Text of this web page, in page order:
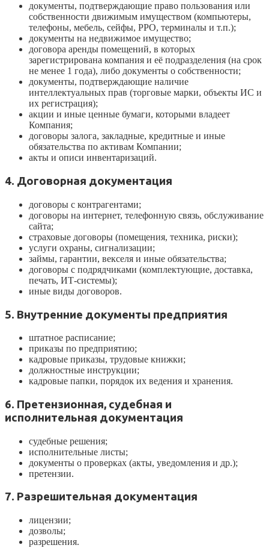
документы, подтверждающие право пользования или
собственности движимым имуществом (компьютеры,
телефоны, мебель, сейфы, РРО, терминалы и т.п.);
документы на недвижимое имущество;
договора аренды помещений, в которых
зарегистрирована компания и её подразделения (на срок
не менее 1 года), либо документы о собственности;
документы, подтверждающие наличие
интеллектуальных прав (торговые марки, объекты ИС и
их регистрация);
акции и иные ценные бумаги, которыми владеет
Компания;
договоры залога, закладные, кредитные и иные
обязательства по активам Компании;
акты и описи инвентаризаций.
4. Договорная документация
договоры с контрагентами;
договоры на интернет, телефонную связь, обслуживание
сайта;
страховые договоры (помещения, техника, риски);
услуги охраны, сигнализации;
займы, гарантии, векселя и иные обязательства;
договоры с подрядчиками (комплектующие, доставка,
печать, ИТ-системы);
иные виды договоров.
5. Внутренние документы предприятия
штатное расписание;
приказы по предприятию;
кадровые приказы, трудовые книжки;
должностные инструкции;
кадровые папки, порядок их ведения и хранения.
6. Претензионная, судебная и
исполнительная документация
судебные решения;
исполнительные листы;
документы о проверках (акты, уведомления и др.);
претензии.
7. Разрешительная документация
лицензии;
дозволы;
разрешения.